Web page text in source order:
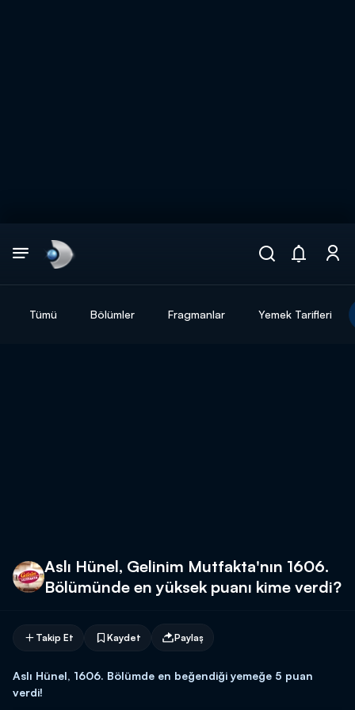
Tümü Bölümler Fragmanlar Yemek Tarifleri
Aslı Hünel, Gelinim Mutfakta'nın 1606.
Bölümünde en yüksek puanı kime verdi?
Takip Et Kaydet Paylaş
Aslı Hünel, 1606. Bölümde en beğendiği yemeğe 5 puan
verdi!